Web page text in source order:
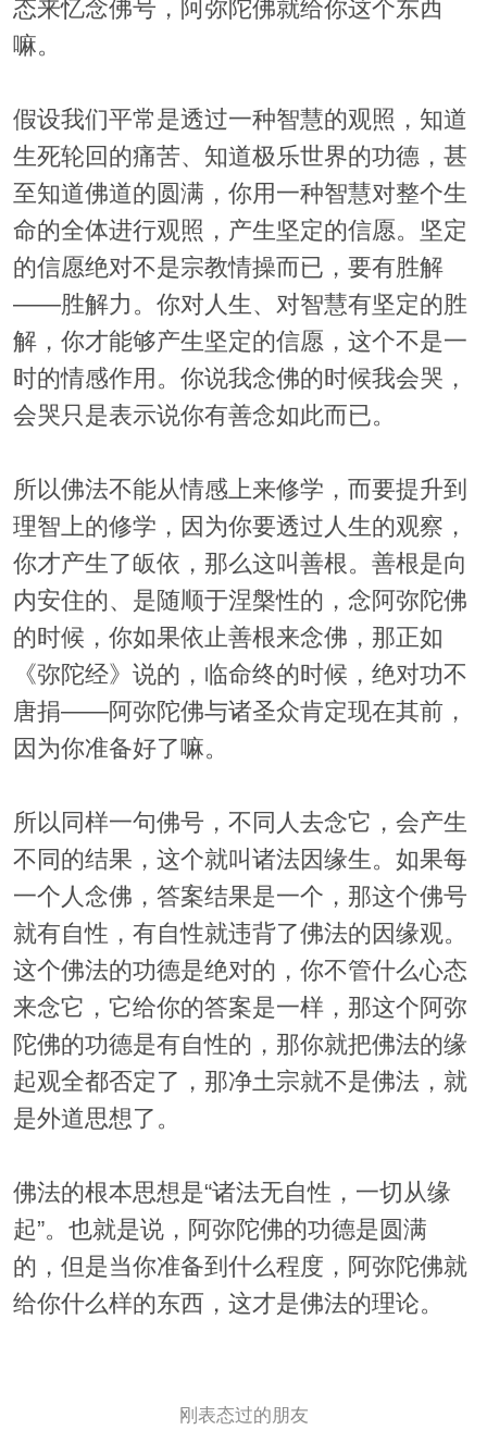
态来忆念佛号，阿弥陀佛就给你这个东西
嘛。
假设我们平常是透过一种智慧的观照，知道
生死轮回的痛苦、知道极乐世界的功德，甚
至知道佛道的圆满，你用一种智慧对整个生
命的全体进行观照，产生坚定的信愿。坚定
的信愿绝对不是宗教情操而已，要有胜解
——胜解力。你对人生、对智慧有坚定的胜
解，你才能够产生坚定的信愿，这个不是一
时的情感作用。你说我念佛的时候我会哭，
会哭只是表示说你有善念如此而已。
所以佛法不能从情感上来修学，而要提升到
理智上的修学，因为你要透过人生的观察，
你才产生了皈依，那么这叫善根。善根是向
内安住的、是随顺于涅槃性的，念阿弥陀佛
的时候，你如果依止善根来念佛，那正如
《弥陀经》说的，临命终的时候，绝对功不
唐捐——阿弥陀佛与诸圣众肯定现在其前，
因为你准备好了嘛。
所以同样一句佛号，不同人去念它，会产生
不同的结果，这个就叫诸法因缘生。如果每
一个人念佛，答案结果是一个，那这个佛号
就有自性，有自性就违背了佛法的因缘观。
这个佛法的功德是绝对的，你不管什么心态
来念它，它给你的答案是一样，那这个阿弥
陀佛的功德是有自性的，那你就把佛法的缘
起观全都否定了，那净土宗就不是佛法，就
是外道思想了。
佛法的根本思想是“诸法无自性，一切从缘
起”。也就是说，阿弥陀佛的功德是圆满
的，但是当你准备到什么程度，阿弥陀佛就
给你什么样的东西，这才是佛法的理论。
刚表态过的朋友